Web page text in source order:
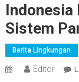
Indonesia
Sistem
Berita Lingkungan
Editor